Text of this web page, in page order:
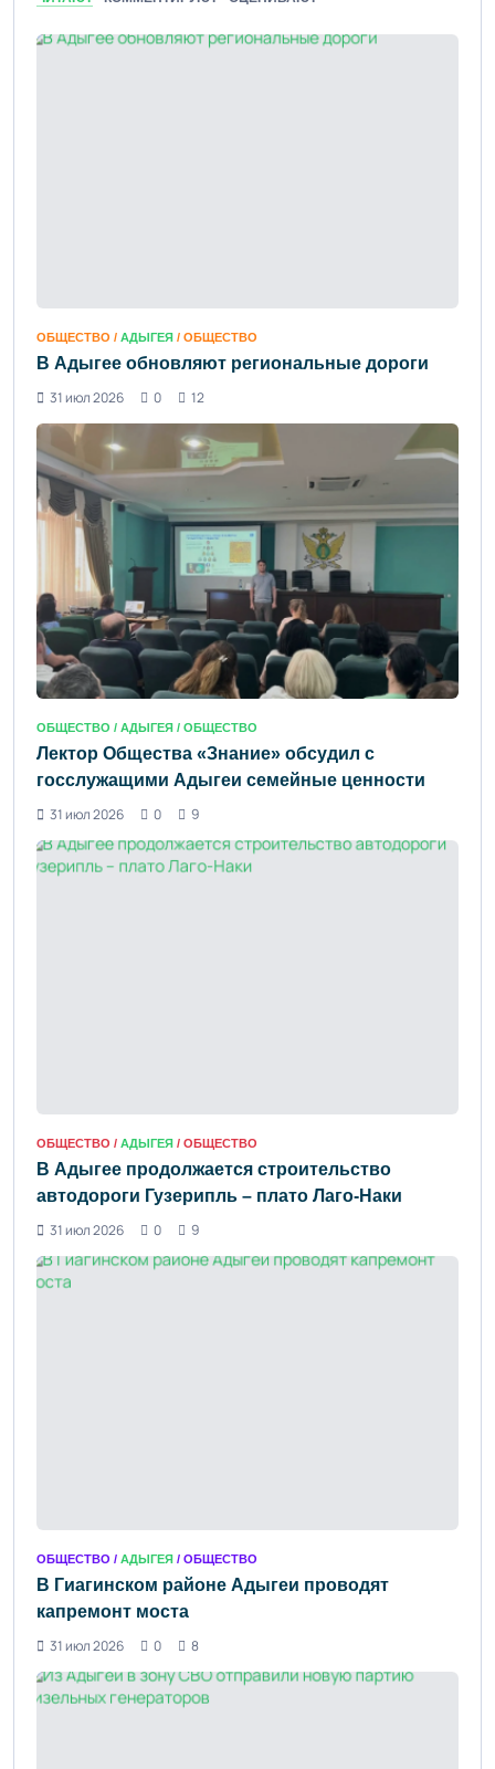
ОБЩЕСТВО / АДЫГЕЯ / ОБЩЕСТВО
В Адыгее обновляют региональные дороги
31 июл 2026
0 12
ОБЩЕСТВО / АДЫГЕЯ / ОБЩЕСТВО
Лектор Общества «Знание» обсудил с
госслужащими Адыгеи семейные ценности
31 июл 2026
0 9
ОБЩЕСТВО / АДЫГЕЯ / ОБЩЕСТВО
В Адыгее продолжается строительство
автодороги Гузерипль – плато Лаго-Наки
31 июл 2026
0 9
ОБЩЕСТВО / АДЫГЕЯ / ОБЩЕСТВО
В Гиагинском районе Адыгеи проводят
капремонт моста
31 июл 2026
0 8